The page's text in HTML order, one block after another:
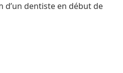
d’un dentiste en début de